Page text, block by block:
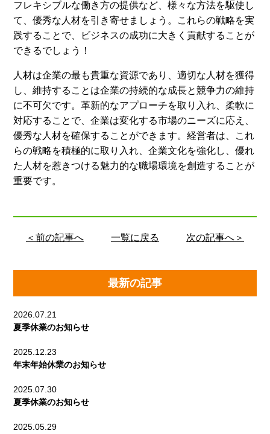
フレキシブルな働き方の提供など、様々な方法を駆使し
て、優秀な人材を引き寄せましょう。これらの戦略を実
践することで、ビジネスの成功に大きく貢献することが
できるでしょう！
人材は企業の最も貴重な資源であり、適切な人材を獲得
し、維持することは企業の持続的な成長と競争力の維持
に不可欠です。革新的なアプローチを取り入れ、柔軟に
対応することで、企業は変化する市場のニーズに応え、
優秀な人材を確保することができます。経営者は、これ
らの戦略を積極的に取り入れ、企業文化を強化し、優れ
た人材を惹きつける魅力的な職場環境を創造することが
重要です。
＜前の記事へ 一覧に戻る 次の記事へ＞
最新の記事
2026.07.21
夏季休業のお知らせ
2025.12.23
年末年始休業のお知らせ
2025.07.30
夏季休業のお知らせ
2025.05.29